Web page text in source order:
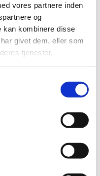
vores partnere inden
og
kan kombinere disse
givet dem, eller som
tjenester.